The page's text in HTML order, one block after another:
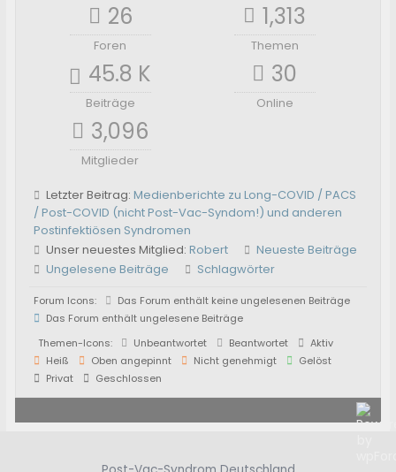
26
Foren
1,313
Themen
45.8 K
Beiträge
30
Online
3,096
Mitglieder
Letzter Beitrag: Medienberichte zu Long-COVID / PACS
/ Post-COVID (nicht Post-Vac-Syndom!) und anderen
Postinfektiösen Syndromen
Unser neuestes Mitglied: Robert
Neueste Beiträge
Ungelesene Beiträge
Schlagwörter
Forum Icons:
Das Forum enthält keine ungelesenen Beiträge
Das Forum enthält ungelesene Beiträge
Themen-Icons:
Unbeantwortet Beantwortet
Aktiv
Heiß
Oben angepinnt Nicht genehmigt
Gelöst
Privat
Geschlossen